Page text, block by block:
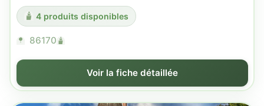
4 produits disponibles
86170
Voir la fiche détaillée